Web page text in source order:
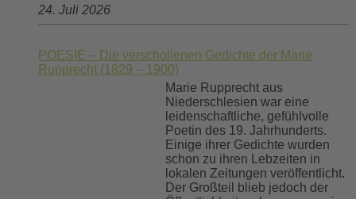
24. Juli 2026
POESIE – Die verschollenen Gedichte der Marie
Rupprecht (1829 – 1900)
Marie Rupprecht aus
Niederschlesien war eine
leidenschaftliche, gefühlvolle
Poetin des 19. Jahrhunderts.
Einige ihrer Gedichte wurden
schon zu ihren Lebzeiten in
lokalen Zeitungen veröffentlicht.
Der Großteil blieb jedoch der